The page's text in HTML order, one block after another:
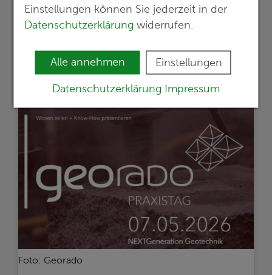
Einstellungen können Sie jederzeit in der
Datenschutzerklärungwiderrufen.
Alle annehmen Einstellungen
Datenschutzerklärung Impressum
Gesundheitsscreenings,
Bewegungsangebote und Teamzeit zu
mehr erfahren >>
Foto: Georado